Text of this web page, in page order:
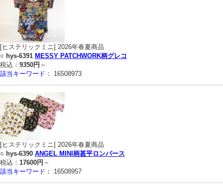
[ヒステリックミニ] 2026年春夏商品
○ hys-6391 MESSY PATCHWORK柄グレコ
税込： 9350円 ～
該当キーワード：
16508973
[ヒステリックミニ] 2026年春夏商品
○ hys-6390 ANGEL MINI柄甚平ロンパース
税込： 17600円 ～
該当キーワード：
16508957